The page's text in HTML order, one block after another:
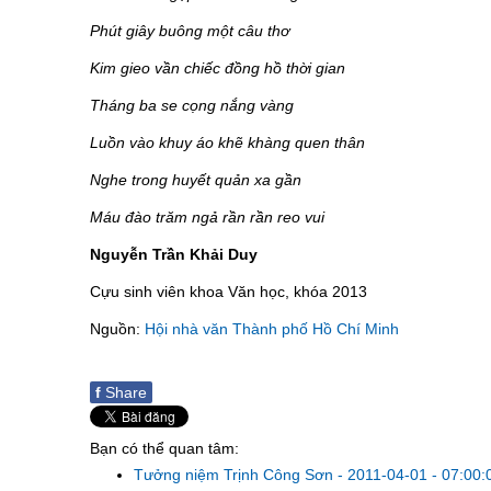
Phút giây buông một câu thơ
Kim gieo vần chiếc đồng hồ thời gian
Tháng ba se cọng nắng vàng
Luồn vào khuy áo khẽ khàng quen thân
Nghe trong huyết quản xa gần
Máu đào trăm ngả rần rần reo vui
Nguyễn Trần Khải Duy
Cựu sinh viên khoa Văn học, khóa 2013
Nguồn: Hội nhà văn Thành phố Hồ Chí Minh
f Share
Bạn có thể quan tâm:
Tưởng niệm Trịnh Công Sơn - 2011-04-01 -